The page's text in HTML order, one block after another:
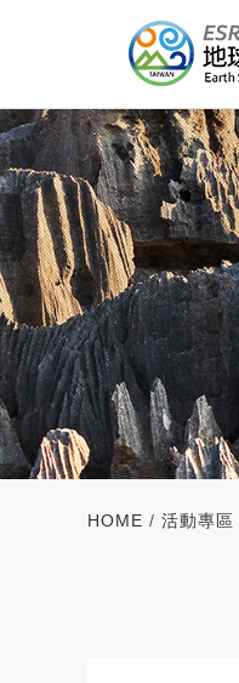
HOME / 活動專區